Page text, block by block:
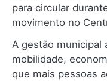
para circular
movimento no
A gestão municipal
mobilidade,
que mais pessoas